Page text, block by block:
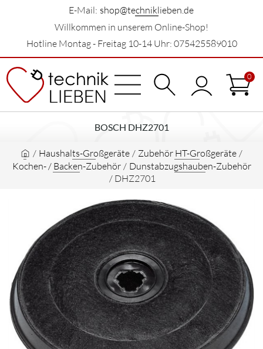
E-Mail: shop@techniklieben.de
Willkommen in unserem Online-Shop!
Hotline Montag - Freitag 10-14 Uhr: 075425589010
0
BOSCH DHZ2701
/ Haushalts-Großgeräte / Zubehör HT-Großgeräte /
Kochen- / Backen-Zubehör / Dunstabzugshauben-Zubehör
/ DHZ2701